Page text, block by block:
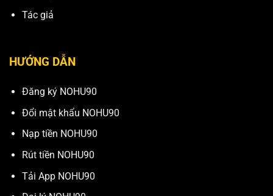
Tác giả
HƯỚNG DẪN
Đăng ký NOHU90
Đổi mật khẩu NOHU90
Nạp tiền NOHU90
Rút tiền NOHU90
Tải App NOHU90